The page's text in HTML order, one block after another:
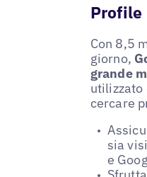
Profile
Con 8,5
giorno,
grande
utilizzato
cercare
sia
e